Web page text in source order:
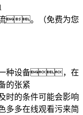
流。（免费为您
种设备，在
的张紧
的条件可能会影响
多在线观看污来简